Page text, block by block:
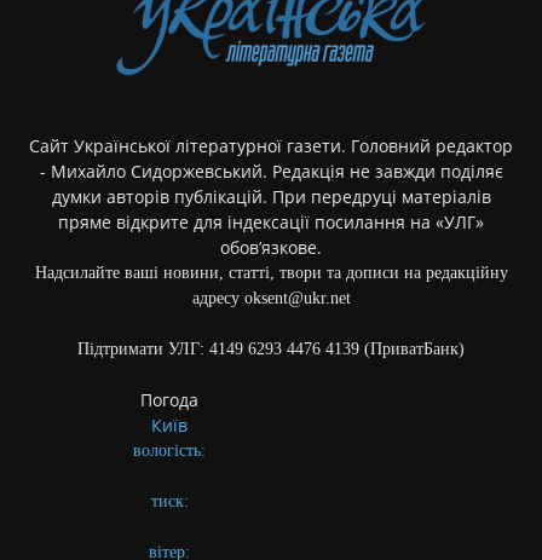
Сайт Української літературної газети. Головний редактор
- Михайло Сидоржевський. Редакція не завжди поділяє
думки авторів публікацій. При передруці матеріалів
пряме відкрите для індексації посилання на «УЛГ»
обов’язкове.
Надсилайте ваші новини, статті, твори та дописи на редакційну
адресу oksent@ukr.net
Підтримати УЛГ: 4149 6293 4476 4139 (ПриватБанк)
Погода
Київ
вологість:
тиск:
вітер: